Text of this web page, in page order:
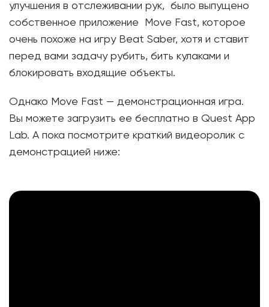
улучшения в отслеживании рук, было выпущено
собственное приложение Move Fast, которое
очень похоже на игру Beat Saber, хотя и ставит
перед вами задачу рубить, бить кулаками и
блокировать входящие объекты.
Однако Move Fast — демонстрационная игра.
Вы можете загрузить ее бесплатно в Quest App
Lab. А пока посмотрите краткий видеоролик с
демонстрацией ниже: